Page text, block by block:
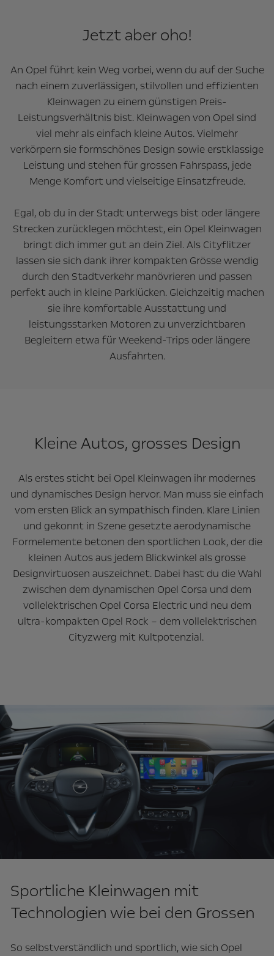
Jetzt aber oho!
An Opel führt kein Weg vorbei, wenn du auf der Suche
nach einem zuverlässigen, stilvollen und effizienten
Kleinwagen zu einem günstigen Preis-
Leistungsverhältnis bist. Kleinwagen von Opel sind
viel mehr als einfach kleine Autos. Vielmehr
verkörpern sie formschönes Design sowie erstklassige
Leistung und stehen für grossen Fahrspass, jede
Menge Komfort und vielseitige Einsatzfreude.
Egal, ob du in der Stadt unterwegs bist oder längere
Strecken zurücklegen möchtest, ein Opel Kleinwagen
bringt dich immer gut an dein Ziel. Als Cityflitzer
lassen sie sich dank ihrer kompakten Grösse wendig
durch den Stadtverkehr manövrieren und passen
perfekt auch in kleine Parklücken. Gleichzeitig machen
sie ihre komfortable Ausstattung und
leistungsstarken Motoren zu unverzichtbaren
Begleitern etwa für Weekend-Trips oder längere
Ausfahrten.
Kleine Autos, grosses Design
Als erstes sticht bei Opel Kleinwagen ihr modernes
und dynamisches Design hervor. Man muss sie einfach
vom ersten Blick an sympathisch finden. Klare Linien
und gekonnt in Szene gesetzte aerodynamische
Formelemente betonen den sportlichen Look, der die
kleinen Autos aus jedem Blickwinkel als grosse
Designvirtuosen auszeichnet. Dabei hast du die Wahl
zwischen dem dynamischen Opel Corsa und dem
vollelektrischen Opel Corsa Electric und neu dem
ultra-kompakten Opel Rock – dem vollelektrischen
Cityzwerg mit Kultpotenzial.
Sportliche Kleinwagen mit
Technologien wie bei den Grossen
So selbstverständlich und sportlich, wie sich Opel